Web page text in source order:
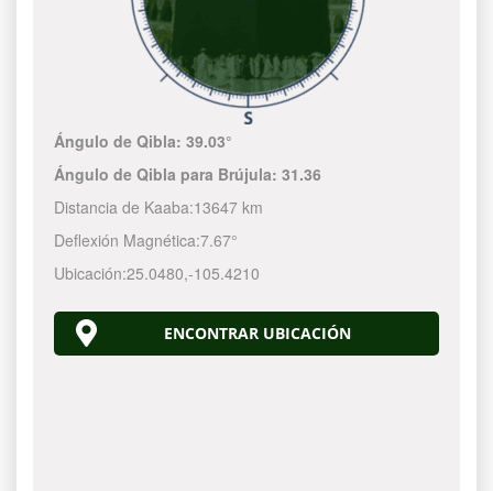
Ángulo de Qibla:39.03°
Ángulo de Qibla para Brújula:31.36
Distancia de Kaaba:13647 km
Deflexión Magnética:7.67°
Ubicación:25.0480,-105.4210
ENCONTRAR UBICACIÓN